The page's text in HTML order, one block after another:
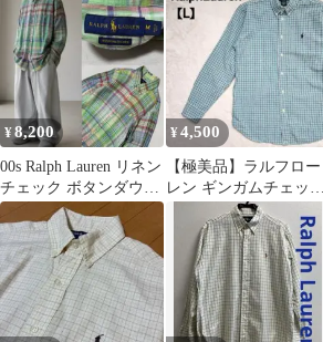
用頂けます。
¥8,200
00s Ralph Lauren リネン
チェック ボタンダウン
シャツ 刺繍
¥4,500
【極美品】ラルフロー
レン ギンガムチェック
シャツ ポニー刺繍 長袖